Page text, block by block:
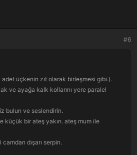
#6
adet üçkenin zıt olarak birleşmesi gibi.).
ve ayağa kalk kollarını yere paralel
bulun ve seslendirin.
küçük bir ateş yakın. ateş mum ile
dışarı serpin.